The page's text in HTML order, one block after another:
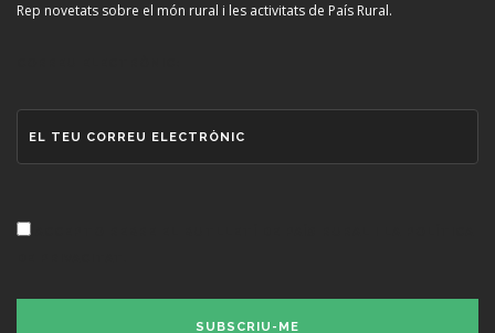
Rep novetats sobre el món rural i les activitats de País Rural.